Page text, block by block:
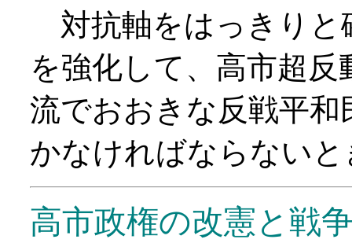
対抗軸をはっきりと
を強化して、高市超
流でおおきな反戦平
かなければならない
高市政権の改憲と戦